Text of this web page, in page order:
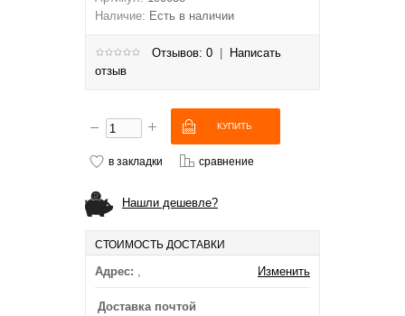
Наличие: Есть в наличии
Отзывов: 0
Написать
отзыв
в закладки сравнение
Нашли дешевле?
СТОИМОСТЬ ДОСТАВКИ
Адрес: , Изменить
Доставка почтой